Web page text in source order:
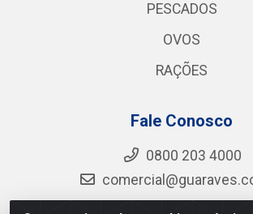
PESCADOS
OVOS
RAÇÕES
Fale Conosco
0800 203 4000